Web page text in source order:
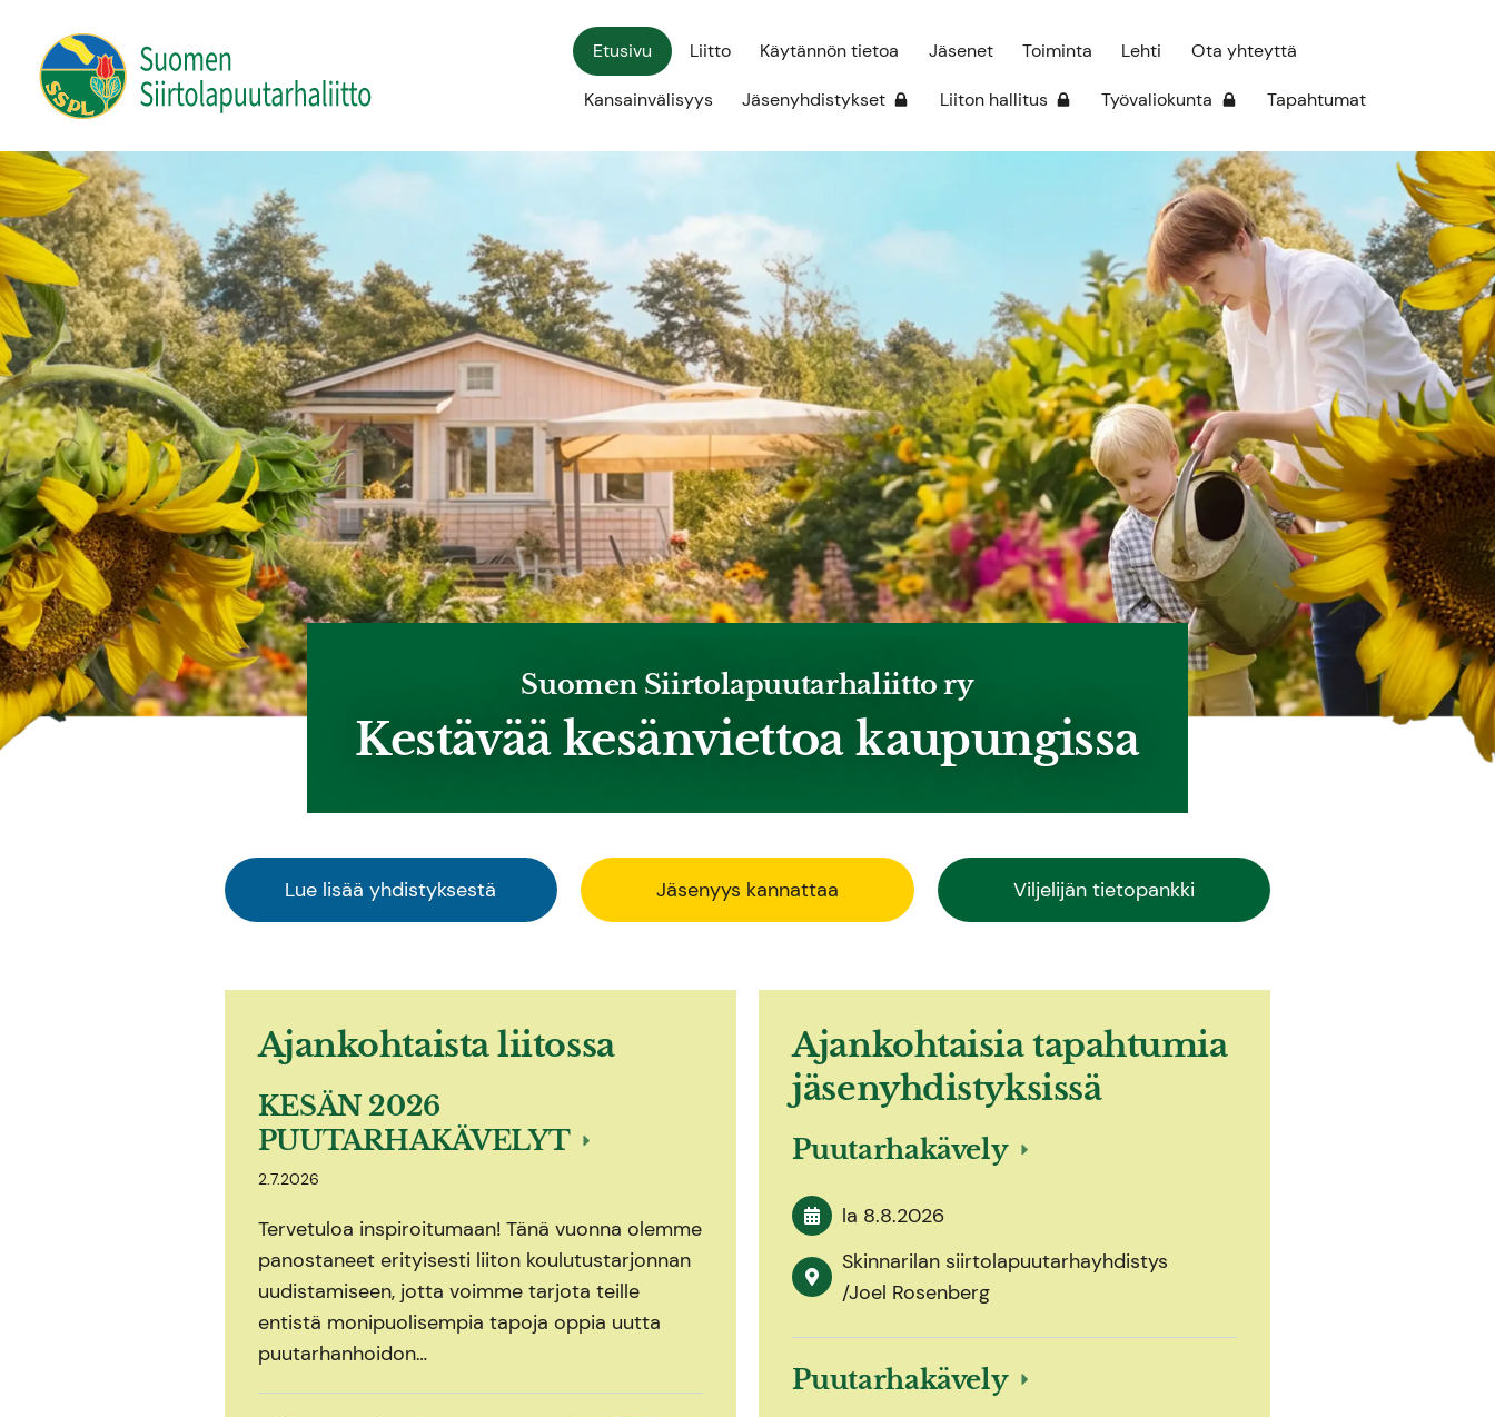
sivun
sisältöön
Suomen Siirtolapuutarhaliitto ry
Etusivu Liitto Käytännön tietoa Jäsenet Toiminta Lehti Ota yhteyttä
Kansainvälisyys Jäsenyhdistykset Liiton hallitus Työvaliokunta Tapahtumat
Suomen Siirtolapuutarhaliitto ry
Kestävää kesänviettoa kaupungissa
Lue lisää yhdistyksestä Jäsenyys kannattaa Viljelijän tietopankki
Ajankohtaista liitossa
KESÄN 2026
PUUTARHAKÄVELYT
2.7.2026
Tervetuloa inspiroitumaan! Tänä vuonna olemme
panostaneet erityisesti liiton koulutustarjonnan
uudistamiseen, jotta voimme tarjota teille
entistä monipuolisempia tapoja oppia uutta
puutarhanhoidon…
Ajankohtaisia tapahtumia
jäsenyhdistyksissä
Puutarhakävely
la 8.8.2026
Skinnarilan siirtolapuutarhayhdistys
/Joel Rosenberg
Puutarhakävely